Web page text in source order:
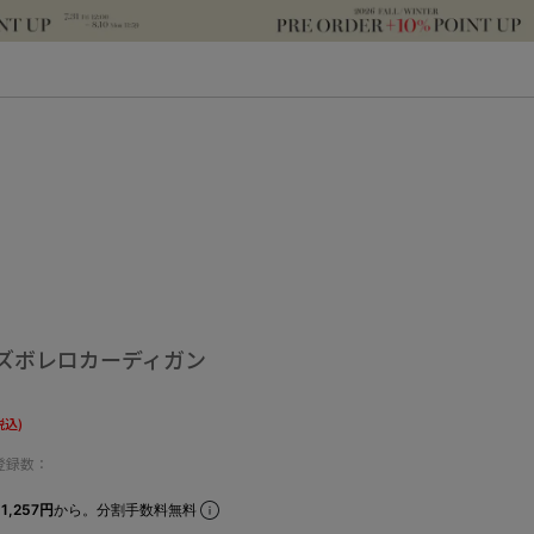
ボレロカーディガン
込)
数：
1,257円から。分割手数料無料